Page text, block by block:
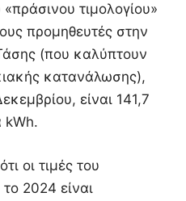
τιμολογίου»
προμηθευτές στην
(που καλύπτουν
κατανάλωσης),
είναι 141,7
kWh.
οι τιμές του
2024 είναι